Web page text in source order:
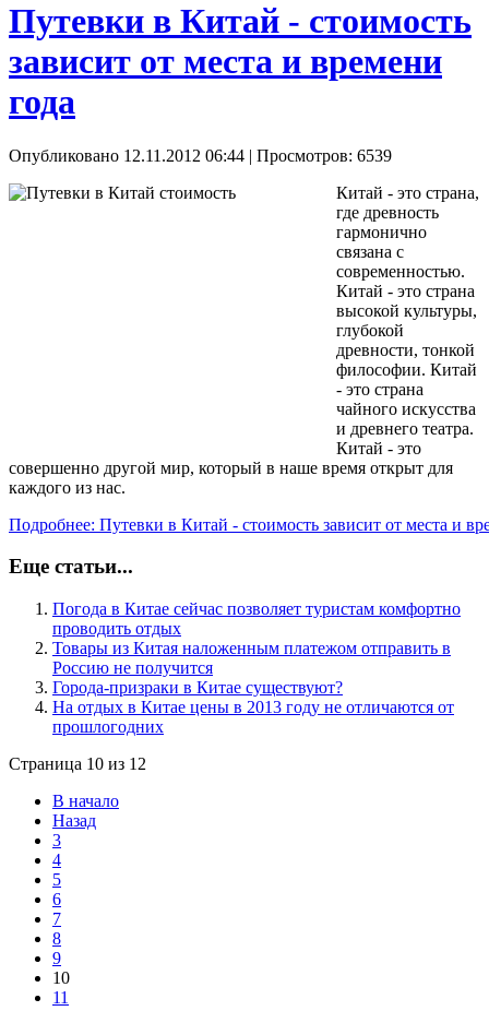
Путевки в Китай - стоимость
зависит от места и времени
года
Опубликовано 12.11.2012 06:44 | Просмотров: 6539
Китай - это страна,
где древность
гармонично
связана с
современностью.
Китай - это страна
высокой культуры,
глубокой
древности, тонкой
философии. Китай
- это страна
чайного искусства
и древнего театра.
Китай - это
совершенно другой мир, который в наше время открыт для
каждого из нас.
Подробнее: Путевки в Китай - стоимость зависит от места и
Еще статьи...
Погода в Китае сейчас позволяет туристам комфортно
проводить отдых
Товары из Китая наложенным платежом отправить в
Россию не получится
Города-призраки в Китае существуют?
На отдых в Китае цены в 2013 году не отличаются от
прошлогодних
Страница 10 из 12
В начало
Назад
3
4
5
6
7
8
9
10
11